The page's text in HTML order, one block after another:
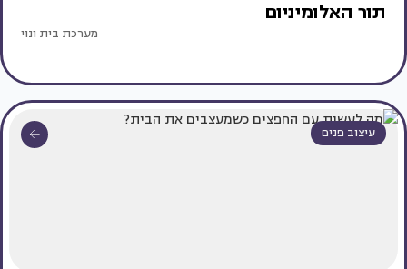
תור האלומיניום
מערכת בית ונוי
עיצוב פנים